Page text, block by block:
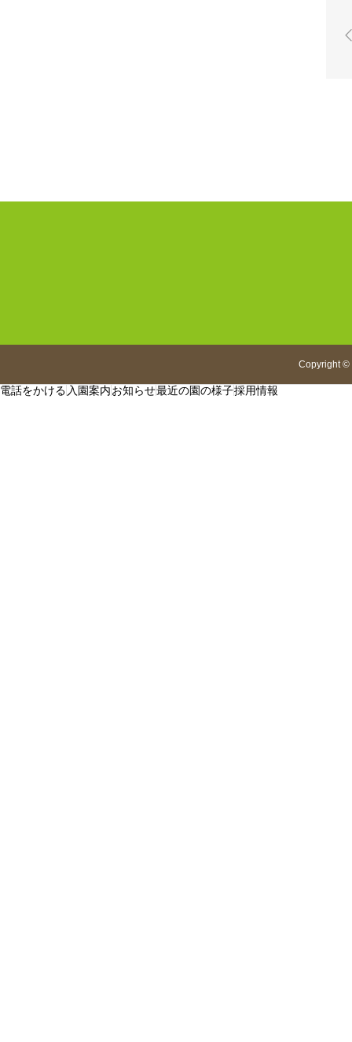
Copyright ©
電話をかける 入園案内お知らせ最近の園の様子採用情報